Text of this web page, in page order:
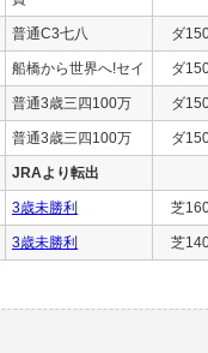
普通C3七八 ダ
船橋から世界へ!セイ ダ
普通3歳三四100万 ダ
普通3歳三四100万 ダ
JRAより転出
3歳未勝利 芝
3歳未勝利 芝